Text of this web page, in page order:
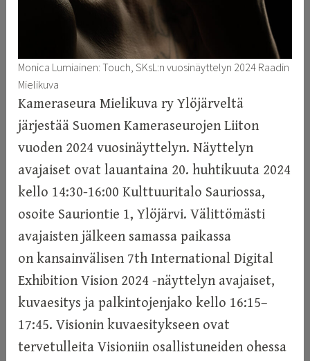
Monica Lumiainen: Touch, SKsL:n vuosinäyttelyn 2024 Raadin
Mielikuva
Kameraseura Mielikuva ry Ylöjärveltä
järjestää Suomen Kameraseurojen Liiton
vuoden 2024 vuosinäyttelyn. Näyttelyn
avajaiset ovat lauantaina 20. huhtikuuta 2024
kello 14:30-16:00 Kulttuuritalo Sauriossa,
osoite Sauriontie 1, Ylöjärvi. Välittömästi
avajaisten jälkeen samassa paikassa
on kansainvälisen 7th International Digital
Exhibition Vision 2024 -näyttelyn avajaiset,
kuvaesitys ja palkintojenjako kello 16:15–
17:45. Visionin kuvaesitykseen ovat
tervetulleita Visioniin osallistuneiden ohessa